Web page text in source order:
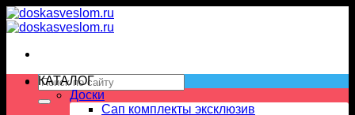
Skip
to
Искать:
КАТАЛОГ
Доски
Сап комплекты эксклюзив